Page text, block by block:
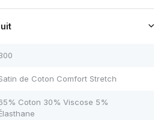
de Coton Comfort Stretch
Coton 30% Viscose 5%